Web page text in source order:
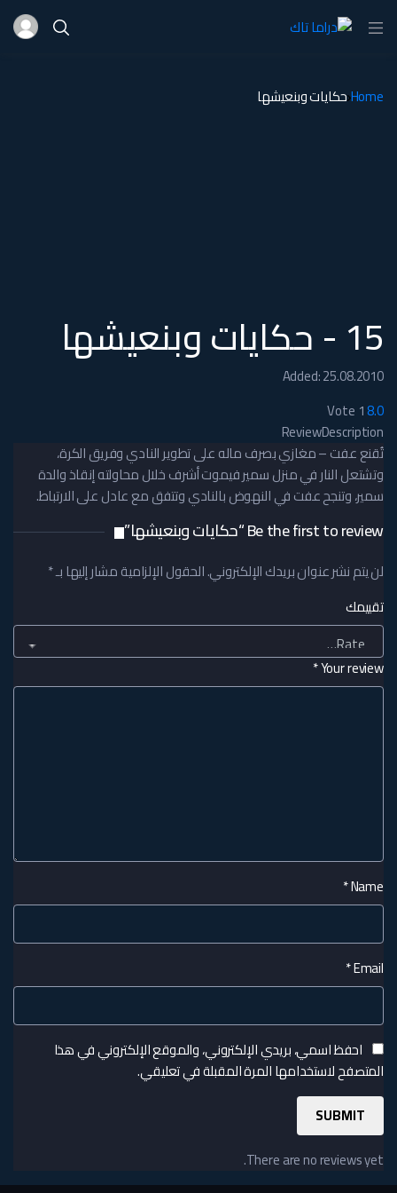
Homeحكايات وبنعيشها
15 - حكايات وبنعيشها
Added: 25.08.2010
8.0
1
Description
Review
تُقنع عفت – مغازي بصرف ماله على تطوير النادي وفريق الكرة،
وتشتعل النار في منزل سمير فيموت أشرف خلال محاولته إنقاذ والدة
سمير، وتنجح عفت في النهوض بالنادي وتتفق مع عادل على الارتباط.
Be the first to review “حكايات وبنعيشها”
لن يتم نشر عنوان بريدك الإلكتروني.الحقول الإلزامية مشار إليها بـ*
تقييمك
Your review
*
Name
*
Email
*
احفظ اسمي، بريدي الإلكتروني، والموقع الإلكتروني في هذا
المتصفح لاستخدامها المرة المقبلة في تعليقي.
There are no reviews yet.